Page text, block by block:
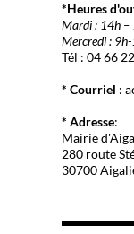
*Heures
Mardi : 14h –
Mercredi :
Tél : 04 66
* Courriel :
* Adresse:
Mairie
280 route
30700